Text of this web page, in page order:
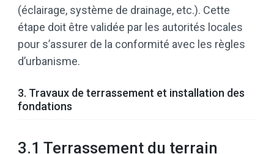
(éclairage, système de drainage, etc.). Cette
étape doit être validée par les autorités locales
pour s’assurer de la conformité avec les règles
d’urbanisme.
3. Travaux de terrassement et installation des
fondations
3.1 Terrassement du terrain